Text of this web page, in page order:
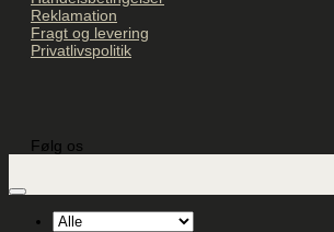
Reklamation
Fragt og levering
Privatlivspolitik
Følg os